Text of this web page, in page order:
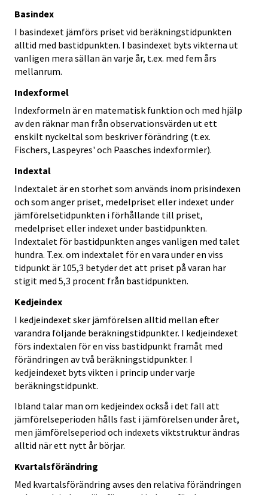
Basindex
I basindexet jämförs priset vid beräkningstidpunkten
alltid med bastidpunkten. I basindexet byts vikterna ut
vanligen mera sällan än varje år, t.ex. med fem års
mellanrum.
Indexformel
Indexformeln är en matematisk funktion och med hjälp
av den räknar man från observationsvärden ut ett
enskilt nyckeltal som beskriver förändring (t.ex.
Fischers, Laspeyres' och Paasches indexformler).
Indextal
Indextalet är en storhet som används inom prisindexen
och som anger priset, medelpriset eller indexet under
jämförelsetidpunkten i förhållande till priset,
medelpriset eller indexet under bastidpunkten.
Indextalet för bastidpunkten anges vanligen med talet
hundra. T.ex. om indextalet för en vara under en viss
tidpunkt är 105,3 betyder det att priset på varan har
stigit med 5,3 procent från bastidpunkten.
Kedjeindex
I kedjeindexet sker jämförelsen alltid mellan efter
varandra följande beräkningstidpunkter. I kedjeindexet
förs indextalen för en viss bastidpunkt framåt med
förändringen av två beräkningstidpunkter. I
kedjeindexet byts vikten i princip under varje
beräkningstidpunkt.
Ibland talar man om kedjeindex också i det fall att
jämförelseperioden hålls fast i jämförelsen under året,
men jämförelseperiod och indexets viktstruktur ändras
alltid när ett nytt år börjar.
Kvartalsförändring
Med kvartalsförändring avses den relativa förändringen